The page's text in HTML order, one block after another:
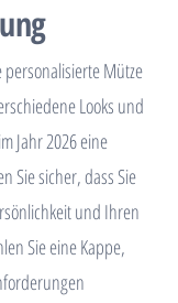
personalisierte Mütze
Looks und
Jahr 2026 eine
Sie sicher, dass Sie
und Ihren
Sie eine Kappe,